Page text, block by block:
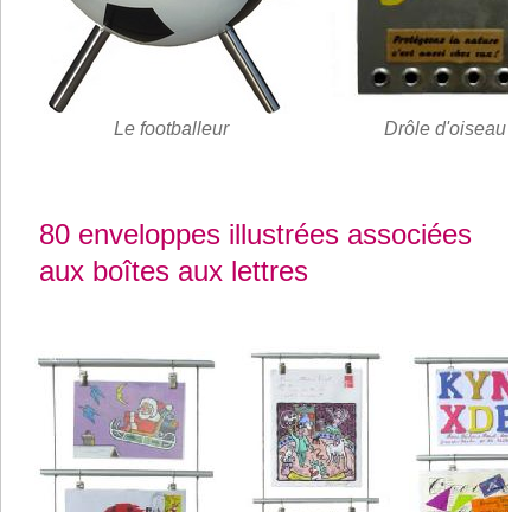
Le footballeur Drôle d'oiseau
80 enveloppes illustrées associées
aux boîtes aux lettres